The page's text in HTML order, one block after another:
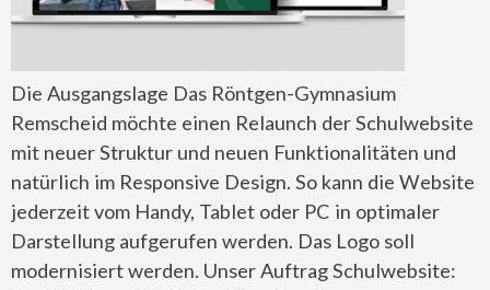
Die Ausgangslage Das Röntgen-Gymnasium
Remscheid möchte einen Relaunch der Schulwebsite
mit neuer Struktur und neuen Funktionalitäten und
natürlich im Responsive Design. So kann die Website
jederzeit vom Handy, Tablet oder PC in optimaler
Darstellung aufgerufen werden. Das Logo soll
modernisiert werden. Unser Auftrag Schulwebsite: